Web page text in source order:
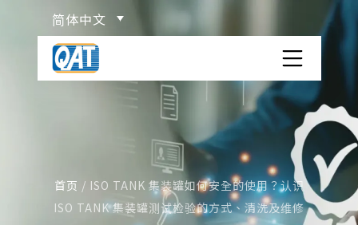
简体中文
服务项目
ISO TANK 货柜介绍
首页 / ISO TANK 集装罐如何安全的使用？认识
ISO TANK 集装罐测试检验的方式、清洗及维修